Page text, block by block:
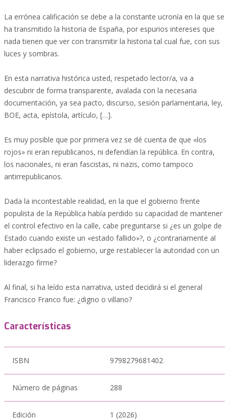
La errónea calificación se debe a la constante ucronía en la que se
ha transmitido la historia de España, por espurios intereses que
nada tienen que ver con transmitir la historia tal cual fue, con sus
luces y sombras.
En esta narrativa histórica usted, respetado lector/a, va a
descubrir de forma transparente, avalada con la necesaria
documentación, ya sea pacto, discurso, sesión parlamentaria, ley,
BOE, acta, epístola, artículo, […].
Es muy posible que por primera vez se dé cuenta de que «los
rojos» ni eran republicanos, ni defendían la república. En contra,
los nacionales, ni eran fascistas, ni nazis, como tampoco
antirrepublicanos.
Dada la incontestable realidad, en la que el gobierno frente
populista de la República había perdido su capacidad de mantener
el control efectivo en la calle, cabe preguntarse si ¿es un golpe de
Estado cuando existe un «estado fallido»?, o ¿contrariamente al
haber eclipsado el gobierno, urge restablecer la autoridad con un
liderazgo firme?
Al final, si ha leído esta narrativa, usted decidirá si el general
Francisco Franco fue: ¿digno o villano?
Características
ISBN 9798279681402
Número de páginas 288
Edición 1 (2026)